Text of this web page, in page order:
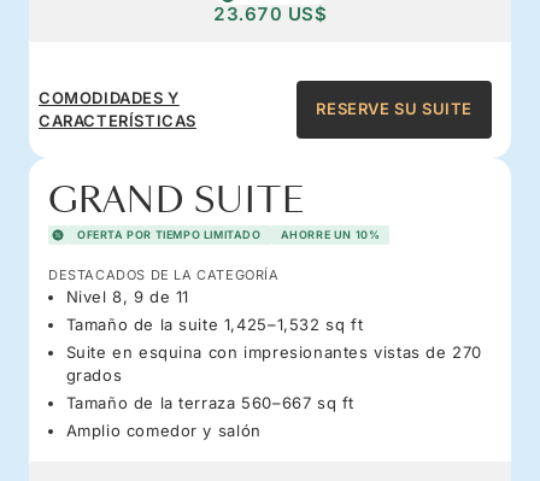
23.670 US$
COMODIDADES Y
CARACTERÍSTICAS
RESERVE SU SUITE
GRAND SUITE
OFERTA POR TIEMPO LIMITADO AHORRE UN 10%
DESTACADOS DE LA CATEGORÍA
Nivel 8, 9 de 11
Tamaño de la suite 1,425–1,532 sq ft
Suite en esquina con impresionantes vistas de 270
grados
Tamaño de la terraza 560–667 sq ft
Amplio comedor y salón